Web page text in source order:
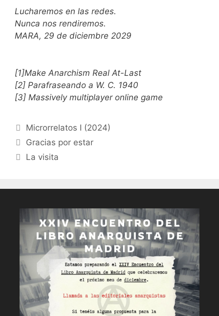
Lucharemos en las redes.
Nunca nos rendiremos.
MARA, 29 de diciembre 2029
[1]Make Anarchism Real At-Last
[2] Parafraseando a W. C. 1940
[3] Massively multiplayer online game
Categorías
Microrrelatos I (2024)
Gracias por estar
La visita